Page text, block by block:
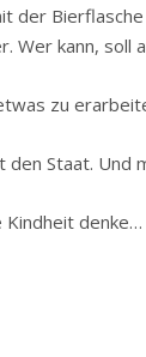
der
Wer kann, soll
zu
den Staat. Und
Kindheit